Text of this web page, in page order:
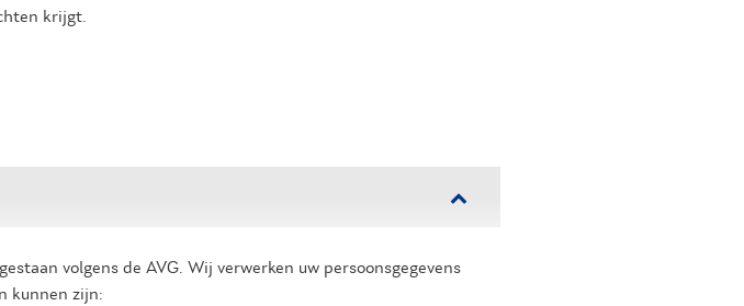
krijgt.
volgens de AVG. Wij verwerken uw persoonsgegevens
kunnen zijn: